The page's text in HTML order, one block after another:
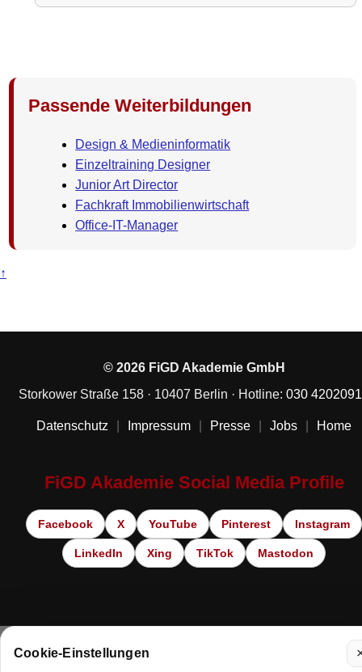
Passende Weiterbildungen
Design & Medieninformatik
Einzeltraining Designer
Junior Art Director
Fachkraft Immobilienwirtschaft
Office-IT-Manager
↑
© 2026 FiGD Akademie GmbH
Storkower Straße 158 · 10407 Berlin · Hotline: 030
Datenschutz Impressum Presse Jobs Home
FiGD Akademie Social Media Profile
Facebook X YouTube Pinterest Instagram
LinkedIn Xing TikTok Mastodon
Cookie-Einstellungen